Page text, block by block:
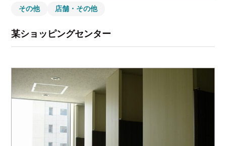
その他 店舗・その他
某ショッピングセンター